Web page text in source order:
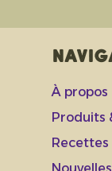
À propos
Produits
Recettes